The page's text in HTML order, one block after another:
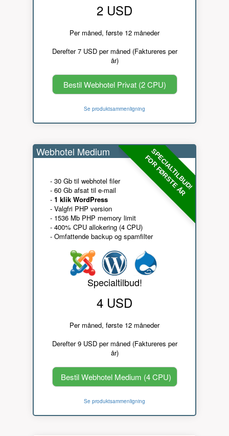
2 USD
Per måned, første 12 måneder
Derefter 7 USD per måned (Faktureres per
år)
Bestil Webhotel Privat (2 CPU)
Se produktsammenligning
SPECIALTILBUD!
FOR FØRSTE ÅR
Webhotel Medium
- 30 Gb til webhotel filer
- 60 Gb afsat til e-mail
- 1 klik WordPress
- Valgfri PHP version
- 1536 Mb PHP memory limit
- 400% CPU allokering (4 CPU)
- Omfattende backup og spamfilter
Specialtilbud!
4 USD
Per måned, første 12 måneder
Derefter 9 USD per måned (Faktureres per
år)
Bestil Webhotel Medium (4 CPU)
Se produktsammenligning